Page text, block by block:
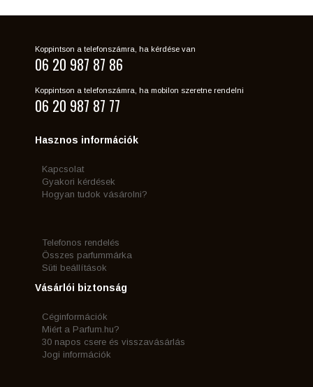
Koppintson a telefonszámra, ha kérdése van
06 20 987 87 86
Koppintson a telefonszámra, ha mobilon szeretne rendelni
06 20 987 87 77
Hasznos információk
Kapcsolat
Gyakori kérdések
Hogyan tudok vásárolni?
Telefonos rendelés
Összes parfummárka
Süti beállítások
Vásárlói biztonság
Céginformációk
Miért a Parfum.hu?
30 napos csere és visszavásárlás
Jogi információk